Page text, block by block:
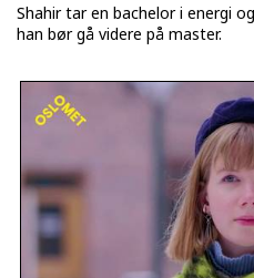
Shahir tar en bachelor i energi
han bør gå videre på master.